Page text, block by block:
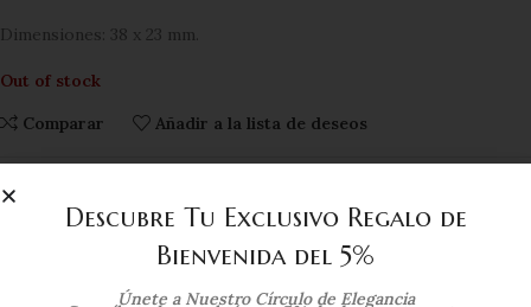
Dimensiones: 38 x 23 mm.
Out of stock
Comparar
Añadir a la lista de deseos
SKU:
Category: Zarcillos Damas
Descubre Tu Exclusivo Regalo de
Bienvenida del 5%
Únete a Nuestro Círculo de Elegancia